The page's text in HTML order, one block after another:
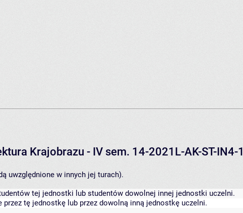
Krajobrazu - IV sem. 14-2021L-AK-ST-IN4-1
uwzględnione w innych jej turach).
tej jednostki lub studentów dowolnej innej jednostki uczelni.
tę jednostkę lub przez dowolną inną jednostkę uczelni.